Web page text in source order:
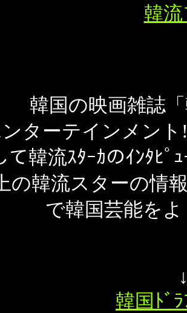
韓
韓国の映画雑誌
ンターテインメン
て韓流ｽﾀｰｶのｲﾝﾀﾋ
の韓流スターの情
で韓国芸能を
韓国ﾄﾞ